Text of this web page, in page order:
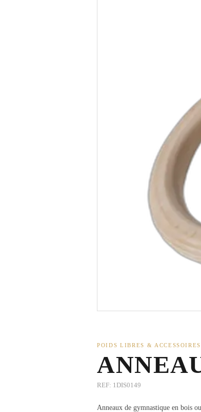
POIDS LIBRES & ACCESSOIRES
REF: 1DIS0149
Anneaux de gymnastique en bois